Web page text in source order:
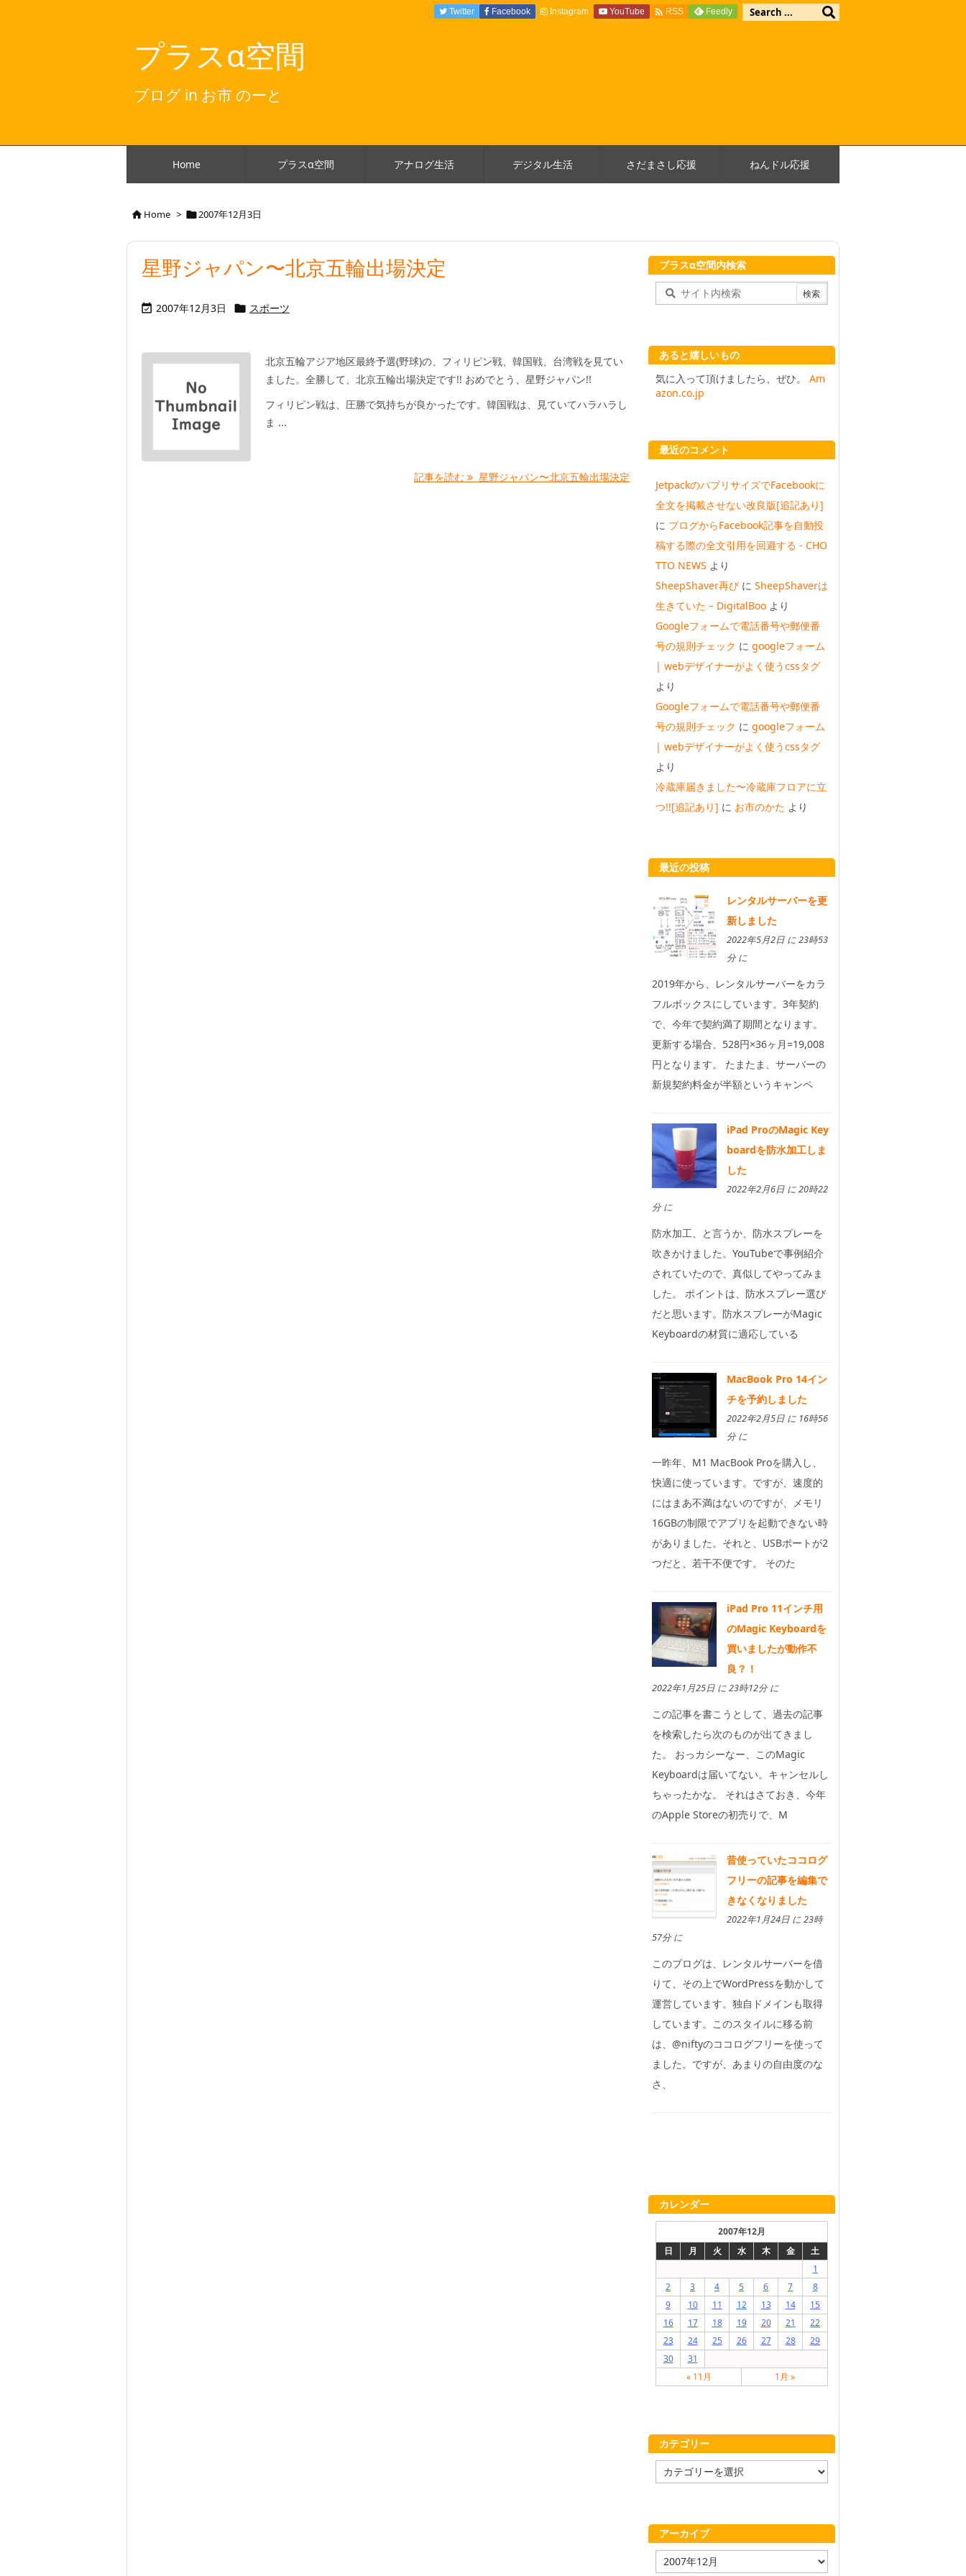
プラスα空間
ブログ in お市 のーと
Home プラスα空間 アナログ生活 デジタル生活 さだまさし応援 ねんドル応援
Twitter Facebook Instagram YouTube  RSS Feedly
Home > 2007年12月3日
星野ジャパン〜北京五輪出場決定
 2007年12月3日  スポーツ
北京五輪アジア地区最終予選(野球)の、フィリピン戦、韓国戦、台湾戦を見てい
ました。全勝して、北京五輪出場決定です!! おめでとう、星野ジャパン!!
フィリピン戦は、圧勝で気持ちが良かったです。韓国戦は、見ていてハラハラし
ま ...
記事を読む 星野ジャパン〜北京五輪出場決定
プラスα空間内検索
あると嬉しいもの
気に入って頂けましたら、ぜひ。 Am
azon.co.jp
最近のコメント
JetpackのパブリサイズでFacebookに
全文を掲載させない改良版[追記あり]
に ブログからFacebook記事を自動投
稿する際の全文引用を回避する - CHO
TTO NEWS より
SheepShaver再び に SheepShaverは
生きていた – DigitalBoo より
Googleフォームで電話番号や郵便番
号の規則チェック に googleフォーム
| webデザイナーがよく使うcssタグ
より
Googleフォームで電話番号や郵便番
号の規則チェック に googleフォーム
| webデザイナーがよく使うcssタグ
より
冷蔵庫届きました〜冷蔵庫フロアに立
つ!![追記あり] に お市のかた より
最近の投稿
レンタルサーバーを更
新しました
2022年5月2日 に 23時53
分 に
2019年から、レンタルサーバーをカラ
フルボックスにしています。3年契約
で、今年で契約満了期間となります。
更新する場合、528円×36ヶ月=19,008
円となります。 たまたま、サーバーの
新規契約料金が半額というキャンペ
iPad ProのMagic Key
boardを防水加工しま
した
2022年2月6日 に 20時22
分 に
防水加工、と言うか、防水スプレーを
吹きかけました。YouTubeで事例紹介
されていたので、真似してやってみま
した。 ポイントは、防水スプレー選び
だと思います。防水スプレーがMagic
Keyboardの材質に適応している
MacBook Pro 14イン
チを予約しました
2022年2月5日 に 16時56
分 に
一昨年、M1 MacBook Proを購入し、
快適に使っています。ですが、速度的
にはまあ不満はないのですが、メモリ
16GBの制限でアプリを起動できない時
がありました。それと、USBポートが2
つだと、若干不便です。 そのた
iPad Pro 11インチ用
のMagic Keyboardを
買いましたが動作不
良？！
2022年1月25日 に 23時12分 に
この記事を書こうとして、過去の記事
を検索したら次のものが出てきまし
た。 おっカシーなー、このMagic
Keyboardは届いてない。キャンセルし
ちゃったかな。 それはさておき、今年
のApple Storeの初売りで、M
昔使っていたココログ
フリーの記事を編集で
きなくなりました
2022年1月24日 に 23時
57分 に
このブログは、レンタルサーバーを借
りて、その上でWordPressを動かして
運営しています。独自ドメインも取得
しています。このスタイルに移る前
は、@niftyのココログフリーを使って
ました。ですが、あまりの自由度のな
さ、
カレンダー
2007年12月
日
月 火 水 木 金
土
1
2
3 4 5 6 7
8
9
10 11 12 13 14
15
16
17 18 19 20 21
22
23
24 25 26 27 28
29
30
31
« 11月
1月 »
カテゴリー
テ
ー
アーカイブ
ア
ー